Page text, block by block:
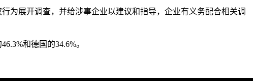
展开调查，并给涉事企业以建议和指导，企业有义务配合相关调
和德国的34.6%。